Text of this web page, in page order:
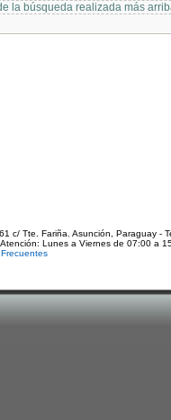
la búsqueda realizada más
c/ Tte. Fariña. Asunción, Paraguay -
Lunes a Viernes de 07:00 a